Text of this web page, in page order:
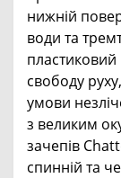
нижній
води та
свободу
умови
з великим
зачепів
спинній та